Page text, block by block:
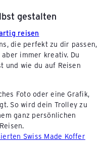
gestalten
reisen
die perfekt zu dir passen,
immer kreativ. Du
und wie du auf Reisen
Foto oder eine Grafik,
So wird dein Trolley zu
ganz persönlichen
Swiss Made Koffer